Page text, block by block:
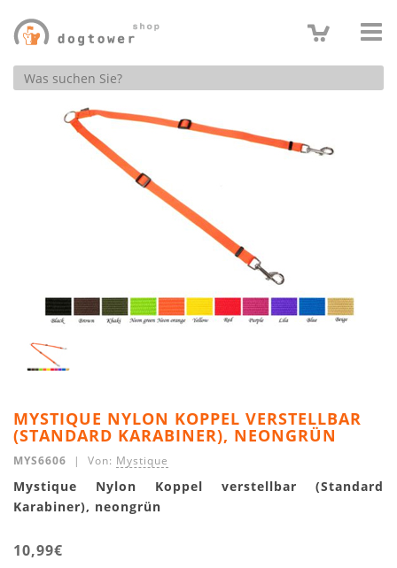
Produktsuche
MYSTIQUE NYLON KOPPEL VERSTELLBAR
(STANDARD KARABINER), NEONGRÜN
MYS6606 | Von: Mystique
Mystique Nylon Koppel verstellbar (Standard
Karabiner), neongrün
10,99€